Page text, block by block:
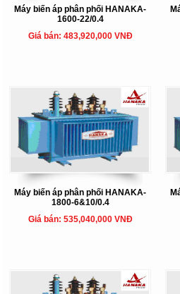
Máy biến áp phân phối HANAKA-
1600-22/0.4
Giá bán: 483,920,000 VNĐ
Máy biến áp phân phối HANAKA-
1800-6&10/0.4
Giá bán: 535,040,000 VNĐ